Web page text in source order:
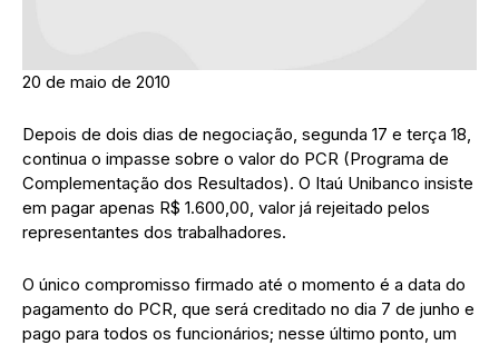
20 de maio de 2010
Depois de dois dias de negociação, segunda 17 e terça 18,
continua o impasse sobre o valor do PCR (Programa de
Complementação dos Resultados). O Itaú Unibanco insiste
em pagar apenas R$ 1.600,00, valor já rejeitado pelos
representantes dos trabalhadores.
O único compromisso firmado até o momento é a data do
pagamento do PCR, que será creditado no dia 7 de junho e
pago para todos os funcionários; nesse último ponto, um